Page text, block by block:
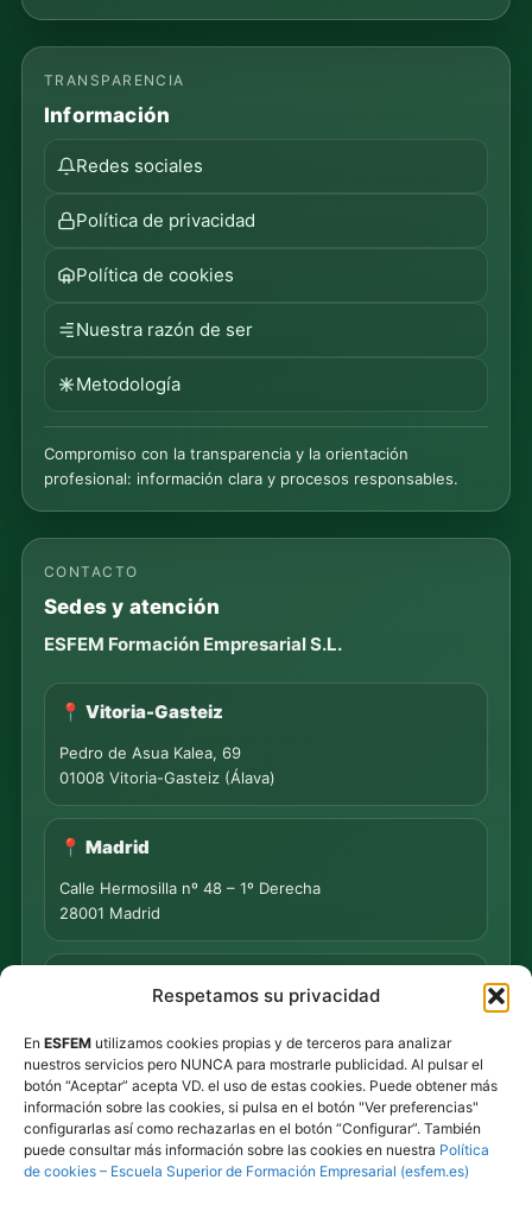
Respetamos su privacidad
En ESFEM utilizamos cookies propias y de terceros para analizar
nuestros servicios pero NUNCA para mostrarle publicidad. Al pulsar el
botón “Aceptar” acepta VD. el uso de estas cookies. Puede obtener más
información sobre las cookies, si pulsa en el botón "Ver preferencias"
configurarlas así como rechazarlas en el botón “Configurar”. También
puede consultar más información sobre las cookies en nuestra Política
de cookies – Escuela Superior de Formación Empresarial (esfem.es)
TRANSPARENCIA
Información
Redes sociales
Política de privacidad
Política de cookies
Nuestra razón de ser
Metodología
Compromiso con la transparencia y la orientación
profesional: información clara y procesos responsables.
CONTACTO
Sedes y atención
ESFEM Formación Empresarial S.L.
📍 Vitoria-Gasteiz
Pedro de Asua Kalea, 69
01008 Vitoria-Gasteiz (Álava)
📍 Madrid
Calle Hermosilla nº 48 – 1º Derecha
28001 Madrid
📍 PUNTO DE MEDIACIÓN S.L.
32003 Ourense
Tel. 639 44 55 73 · 647 500 435
Tel. 945 492 491
Email info@esfem.net